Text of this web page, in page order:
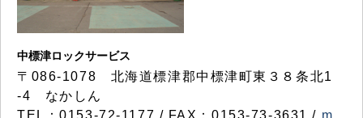
中標津ロックサービス
〒086-1078 北海道標津郡中標津町東３８条北1
-4 なかしん
TEL：0153-72-1177 / FAX：0153-73-3631 / m